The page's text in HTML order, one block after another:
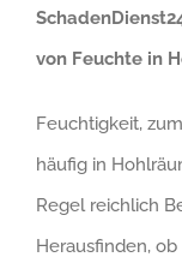
von Feuchte in
Feuchtigkeit,
häufig in
Regel reichlich
Herausfinden,